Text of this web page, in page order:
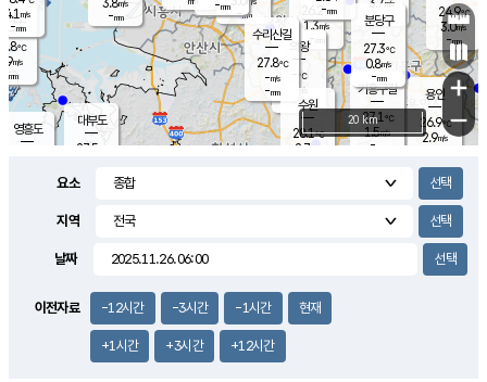
의도
℃
m/s
mm
영흥도
26.2℃
1.3m/s
- mm
용인
26.9℃
2.9m/s
24.9℃
3.0m/s
-mm
3.0m/s
대부도
27.5
의왕
- ℃
m/s
mm
-mm
-mm m/s
-mm
-mm
기흥구갈
27.1℃
1.5m/s
-
수리산길
27.8℃
-m/s
-mm
분당구
27.3℃
0.8m/s
-mm
4.1 m/s
-mm
수원
28.1℃
2.7 m/s
m/s
-mm
+
−
20 km
요소
지역
날짜
이전자료 -12시간 -3시간 -1시간 현재
+1시간 +3시간 +12시간